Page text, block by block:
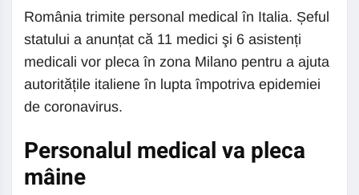
România trimite personal medical în Italia. Șeful
statului a anunțat că 11 medici şi 6 asistenți
medicali vor pleca în zona Milano pentru a ajuta
autoritățile italiene în lupta împotriva epidemiei
de coronavirus.
Personalul medical va pleca
mâine